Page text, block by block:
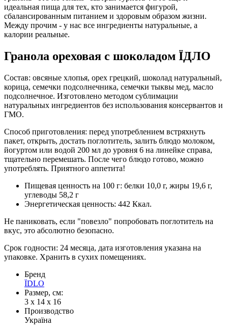
идеальная пища для тех, кто занимается фигурой,
сбалансированным питанием и здоровым образом жизни.
Между прочим - у нас все ингредиенты натуральные, а
калории реальные.
Гранола ореховая с шоколадом ЇДЛО
Состав: овсяные хлопья, орех грецкий, шоколад натуральный,
корица, семечки подсолнечника, семечки тыквы мед, масло
подсолнечное. Изготовлено методом сублимации
натуральных ингредиентов без использования консервантов и
ГМО.
Способ приготовления: перед употреблением встряхнуть
пакет, открыть, достать поглотитель, залить блюдо молоком,
йогуртом или водой 200 мл до уровня 6 на линейке справа,
тщательно перемешать. После чего блюдо готово, можно
употреблять. Приятного аппетита!
Пищевая ценность на 100 г: белки 10,0 г, жиры 19,6 г,
углеводы 58,2 г
Энергетическая ценность: 442 Ккал.
Не паниковать, если "повезло" попробовать поглотитель на
вкус, это абсолютно безопасно.
Срок годности: 24 месяца, дата изготовления указана на
упаковке. Хранить в сухих помещениях.
Бренд
ЇDLO
Размер, см:
3 х 14 x 16
Производство
Україна